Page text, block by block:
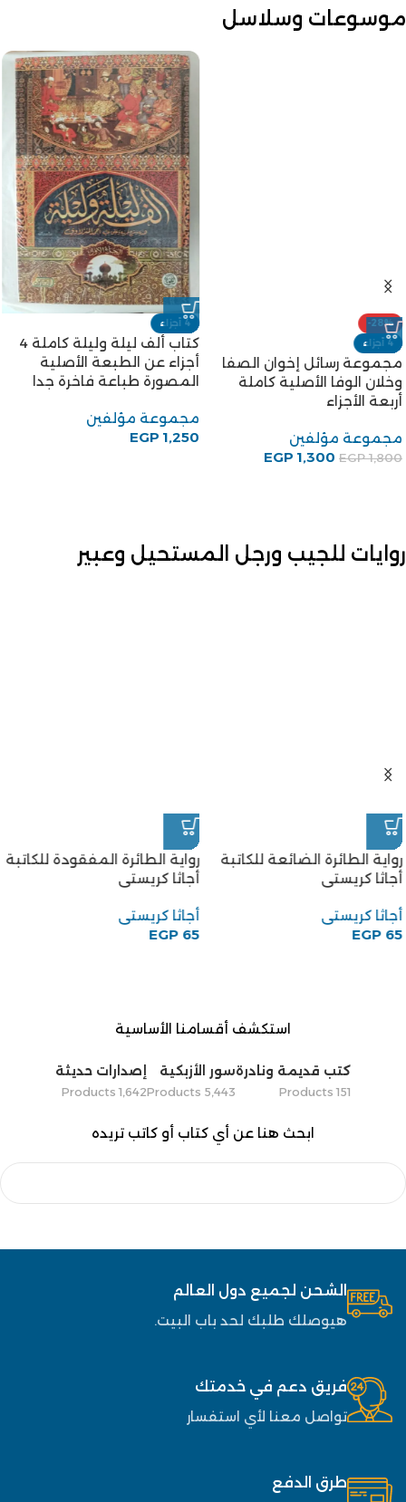
موسوعات وسلاسل
-28%
4 أجزاء
مجموعة رسائل إخوان الصفا
وخلان الوفا الأصلية كاملة
أربعة الأجزاء
مجموعة مؤلفين
EGP1,800
EGP 1,300
4 أجزاء
كتاب ألف ليلة وليلة كاملة 4
أجزاء عن الطبعة الأصلية
المصورة طباعة فاخرة جدا
مجموعة مؤلفين
EGP 1,250
روايات للجيب ورجل المستحيل وعبير
رواية الطائرة الضائعة للكاتبة
أجاثا كريستى
أجاثا كريستى
EGP 65
رواية الطائرة المفقودة للكاتبة
أجاثا كريستى
أجاثا كريستى
EGP 65
استكشف أقسامنا الأساسية
كتب قديمة ونادرة
151 Products
سور الأزبكية
5٬443 Products
إصدارات حديثة
1٬642 Products
ابحث هنا عن أي كتاب أو كاتب تريده
الشحن لجميع دول العالم
هيوصلك طلبك لحد باب البيت.
فريق دعم في خدمتك
تواصل معنا لأي استفسار
طرق الدفع